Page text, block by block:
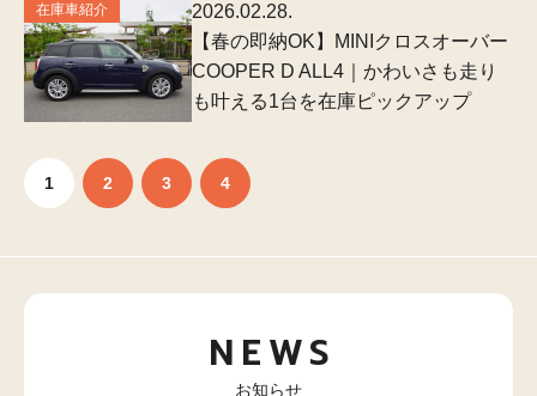
在庫車紹介
2026.02.28.
【春の即納OK】MINIクロスオーバー
COOPER D ALL4｜かわいさも走り
も叶える1台を在庫ピックアップ
1 2 3 4
NEWS
お知らせ